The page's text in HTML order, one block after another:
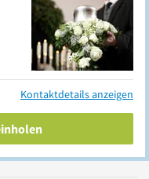
Kontaktdetails anzeigen